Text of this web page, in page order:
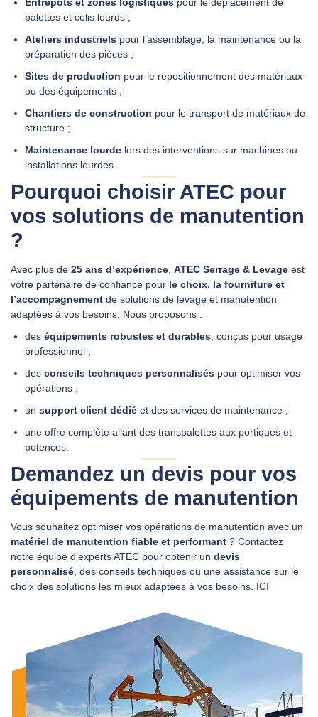
palettes et colis lourds ;
Ateliers industriels pour l’assemblage, la maintenance ou la
préparation des pièces ;
Sites de production pour le repositionnement des matériaux
ou des équipements ;
Chantiers de construction pour le transport de matériaux de
structure ;
Maintenance lourde lors des interventions sur machines ou
installations lourdes.
Pourquoi choisir ATEC pour
vos solutions de manutention
?
Avec plus de 25 ans d’expérience ATEC Serrage & Levage est
votre partenaire de confiance pour le choix, la fourniture et
l’accompagnement de solutions de levage et manutention
adaptées à vos besoins. Nous proposons :
des équipements robustes et durables , conçus pour usage
professionnel ;
des conseils techniques personnalisés pour optimiser vos
opérations ;
un support client dédié et des services de maintenance ;
une offre complète allant des transpalettes aux portiques et
potences.
Demandez un devis pour vos
équipements de manutention
Vous souhaitez optimiser vos opérations de manutention avec un
matériel de manutention fiable et performant ? Contactez
notre équipe d’experts ATEC pour obtenir un devis
personnalisé, des conseils techniques ou une assistance sur le
choix des solutions les mieux adaptées à vos besoins. ICI